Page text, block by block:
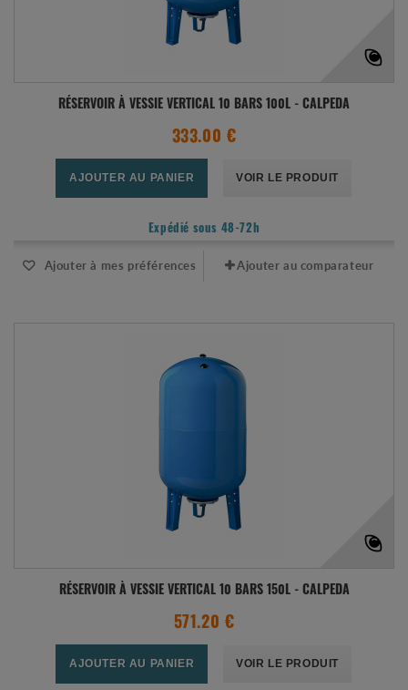
RÉSERVOIR À VESSIE VERTICAL 10 BARS 100L - CALPEDA
333.00 €
AJOUTER AU PANIER VOIR LE PRODUIT
Expédié sous 48-72h
Ajouter à mes préférences Ajouter au comparateur
RÉSERVOIR À VESSIE VERTICAL 10 BARS 150L - CALPEDA
571.20 €
AJOUTER AU PANIER VOIR LE PRODUIT